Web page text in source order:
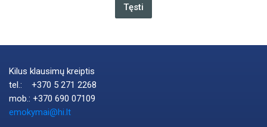
Tęsti
Kilus klausimų kreiptis
tel.: +370 5 271 2268
mob.: +370 690 07109
emokymai@hi.lt